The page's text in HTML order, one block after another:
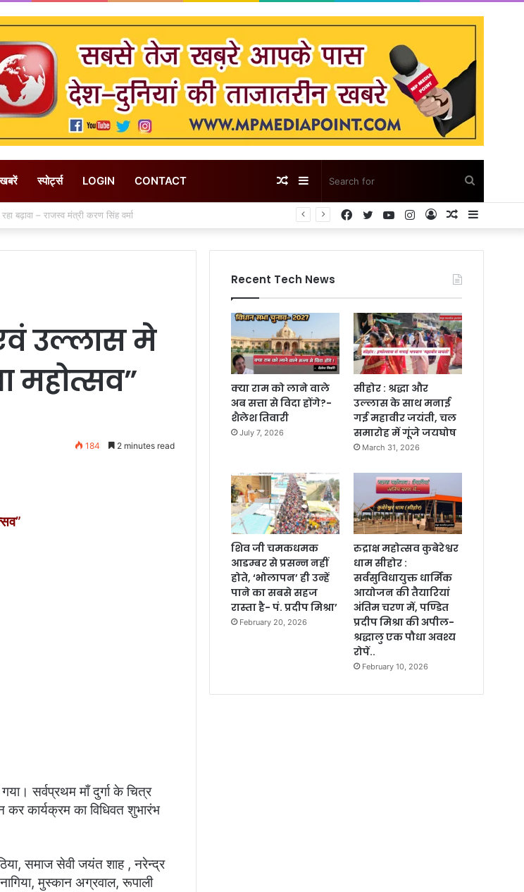
स्पोर्ट्स LOGIN CONTACT
for
Sidebar
Random
Article
बढ़ावा – राजस्व मंत्री करण सिंह वर्मा
Random
Log
Instagram
YouTube
Twitter
Facebook
उल्लास मे
महोत्सव”
184 2 minutes read
सर्वप्रथम माँ दुर्गा के चित्र
कार्यक्रम का विधिवत शुभारंभ
समाज सेवी जयंत शाह , नरेन्द्र
मुस्कान अग्रवाल, रूपाली
Recent Tech News
क्या राम को लाने वाले
अब सत्ता से विदा होंगे?-
शैलेश तिवारी
July 7, 2026
सीहोर : श्रद्धा और
उल्लास के साथ मनाई
गई महावीर जयंती, चल
समारोह में गूंजे जयघोष
March 31, 2026
शिव जी चमकधमक
आडम्बर से प्रसन्न नहीं
होते, ‘भोलापन’ ही उन्हें
पाने का सबसे सहज
रास्ता है- पं. प्रदीप मिश्रा’
February 20, 2026
रुद्राक्ष महोत्सव कुबेरेश्वर
धाम सीहोर :
सर्वसुविधायुक्त धार्मिक
आयोजन की तैयारियां
अंतिम चरण में, पण्डित
प्रदीप मिश्रा की अपील-
श्रद्धालु एक पौधा अवश्य
रोपें..
February 10, 2026